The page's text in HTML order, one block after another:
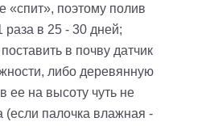
«спит», поэтому полив
в 25 - 30 дней;
в почву датчик
либо деревянную
ее на высоту чуть не
палочка влажная -